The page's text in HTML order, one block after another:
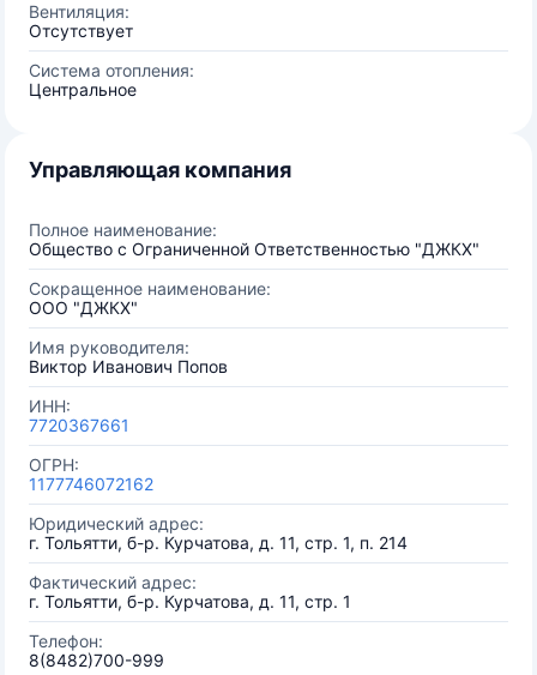
Вентиляция:
Отсутствует
Система отопления:
Центральное
Управляющая компания
Полное наименование:
Общество с Ограниченной Ответственностью "ДЖКХ"
Сокращенное наименование:
ООО "ДЖКХ"
Имя руководителя:
Виктор Иванович Попов
ИНН:
7720367661
ОГРН:
1177746072162
Юридический адрес:
г. Тольятти, б-р. Курчатова, д. 11, стр. 1, п. 214
Фактический адрес:
г. Тольятти, б-р. Курчатова, д. 11, стр. 1
Телефон:
8(8482)700-999